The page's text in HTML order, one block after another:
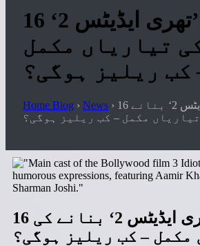
16 سال بعد ’تھری ایڈیٹس 2‘
تیاریاں مکمل
کب ریلیز ہوگی؟
Home Blog › News › 16 سال بعد ’تھری ایڈیٹس 2‘ بنانے
مکمل – کب ریلیز ہوگی؟
16 سال بعد ’تھری ایڈیٹس 2‘ بنانے کی
مکمل – کب ریلیز ہوگی؟